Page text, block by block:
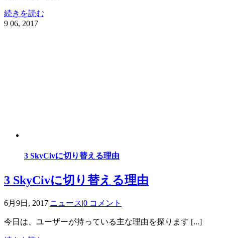
続きを読む
9 06, 2017
3 SkyCivに切り替える理由
3 SkyCivに切り替える理由
6月9日, 2017|ニュース|0 コメント
今日は、ユーザーが持っている主な理由を探ります [...]